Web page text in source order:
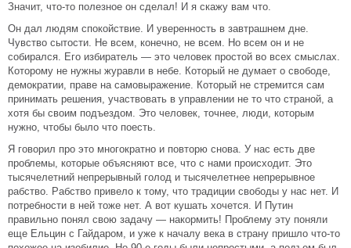
Значит, что-то полезное он сделал! И я скажу вам что.
Он дал людям спокойствие. И уверенность в завтрашнем дне.
Чувство сытости. Не всем, конечно, не всем. Но всем он и не
собирался. Его избиратель — это человек простой во всех смыслах.
Которому не нужны журавли в небе. Который не думает о свободе,
демократии, праве на самовыражение. Который не стремится сам
принимать решения, участвовать в управлении не то что страной, а
хотя бы своим подъездом. Это человек, точнее, люди, которым
нужно, чтобы было что поесть.
Я говорил про это многократно и повторю снова. У нас есть две
проблемы, которые объясняют все, что с нами происходит. Это
тысячелетний непрерывный голод и тысячелетнее непрерывное
рабство. Рабство привело к тому, что традиции свободы у нас нет. И
потребности в ней тоже нет. А вот кушать хочется. И Путин
правильно понял свою задачу — накормить! Проблему эту поняли
еще Ельцин с Гайдаром, и уже к началу века в страну пришло что-то